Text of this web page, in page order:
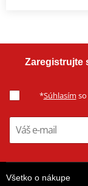
Zaregistrujte
*Súhlasím
Všetko o nákupe